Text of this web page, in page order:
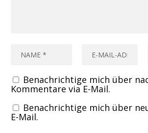
Benachrichtige mich über
Kommentare via E-Mail.
Benachrichtige mich über
E-Mail.